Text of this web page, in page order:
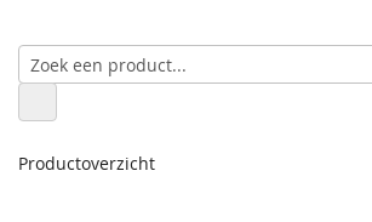
Productoverzicht